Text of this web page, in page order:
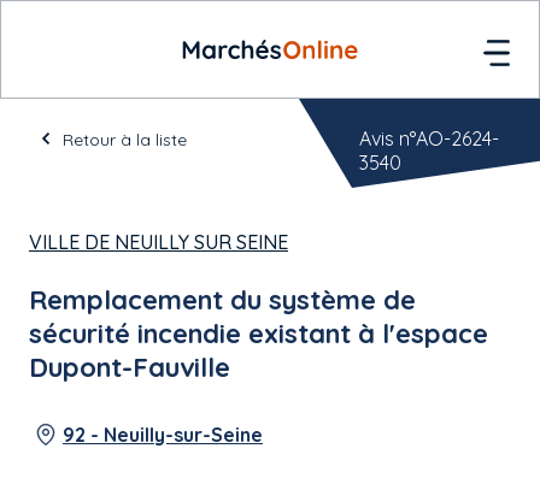
Retour à la liste
VILLE DE NEUILLY SUR SEINE
Remplacement du système de
sécurité incendie existant à l'espace
Dupont-Fauville
92 - Neuilly-sur-Seine
Avis n°AO-2624-
3540